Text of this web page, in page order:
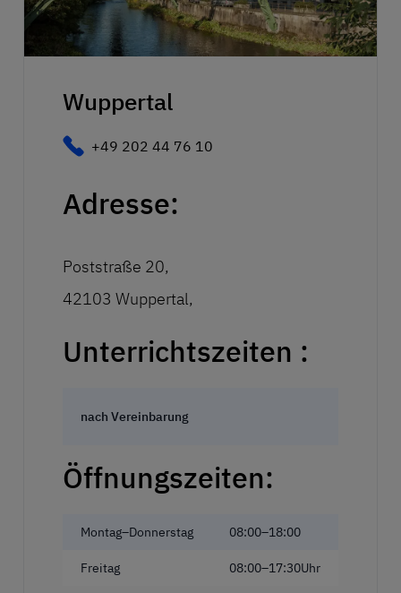
Wuppertal
+49 202 44 76 10
Adresse:
Poststraße 20,
42103 Wuppertal,
Unterrichtszeiten :
nach Vereinbarung
Öffnungszeiten:
Montag–Donnerstag 08:00–18:00
Freitag 08:00–17:30Uhr